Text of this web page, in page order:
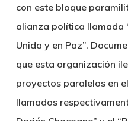
con este bloque
alianza política llamada
Unida y en Paz”.
que esta organización
proyectos paralelos en
llamados